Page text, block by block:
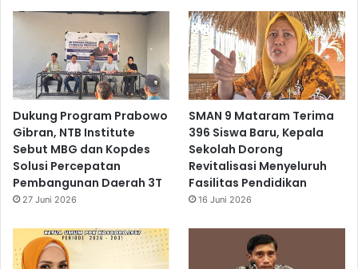
Dukung Program Prabowo
Gibran, NTB Institute
Sebut MBG dan Kopdes
Solusi Percepatan
Pembangunan Daerah 3T
27 Juni 2026
SMAN 9 Mataram Terima
396 Siswa Baru, Kepala
Sekolah Dorong
Revitalisasi Menyeluruh
Fasilitas Pendidikan
16 Juni 2026